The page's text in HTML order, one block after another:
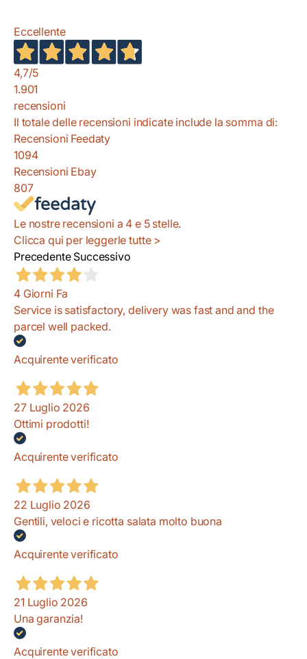
Eccellente
4,7/5
1.901
recensioni
Il totale delle recensioni indicate include la somma di:
Recensioni Feedaty
1094
Recensioni Ebay
807
Le nostre recensioni a 4 e 5 stelle.
Clicca qui per leggerle tutte >
Precedente Successivo
4 Giorni Fa
Service is satisfactory, delivery was fast and and the
parcel well packed.
Acquirente verificato
27 Luglio 2026
Ottimi prodotti!
Acquirente verificato
22 Luglio 2026
Gentili, veloci e ricotta salata molto buona
Acquirente verificato
21 Luglio 2026
Una garanzia!
Acquirente verificato